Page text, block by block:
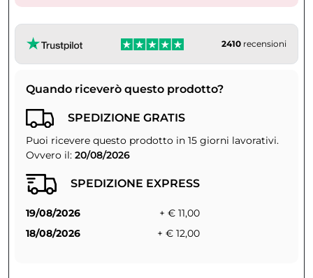
2410 recensioni
Quando riceverò questo prodotto?
SPEDIZIONE GRATIS
Puoi ricevere questo prodotto in 15 giorni lavorativi.
Ovvero il: 20/08/2026
SPEDIZIONE EXPRESS
19/08/2026
+ € 11,00
18/08/2026
+ € 12,00